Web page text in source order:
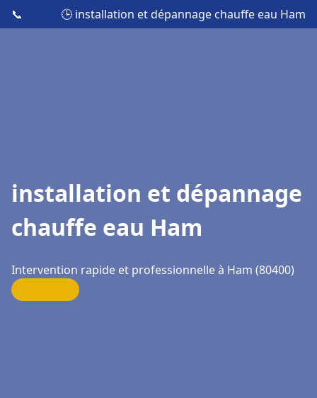
📞 🕒 installation et dépannage chauffe eau Ham
installation et dépannage
chauffe eau Ham
Intervention rapide et professionnelle à Ham (80400)